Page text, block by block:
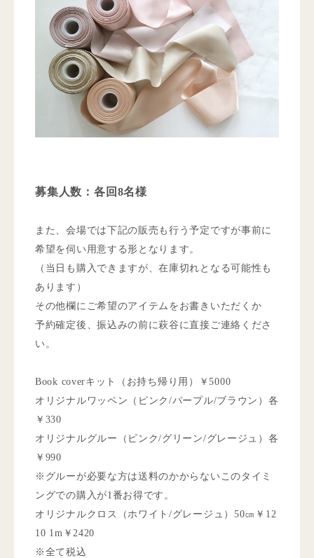
募集人数：各回8名様
また、会場では下記の販売も行う予定ですが事前に
希望を伺い用意する形となります。
（当日も購入できますが、在庫切れとなる可能性も
あります）
その他欄にご希望のアイテムをお書きいただくか
予約確定後、振込みの前に萩谷に直接ご連絡くださ
い。
Book coverキット（お持ち帰り用）￥5000
オリジナルワッペン（ピンク/パープル/ブラウン）各
￥330
オリジナルグルー（ピンク/グリーン/グレージュ）各
￥990
※グルーが必要な方は送料のかからないこのタイミ
ングでの購入が1番お得です。
オリジナルクロス（ホワイト/グレージュ）50㎝￥12
10 1m￥2420
※全て税込